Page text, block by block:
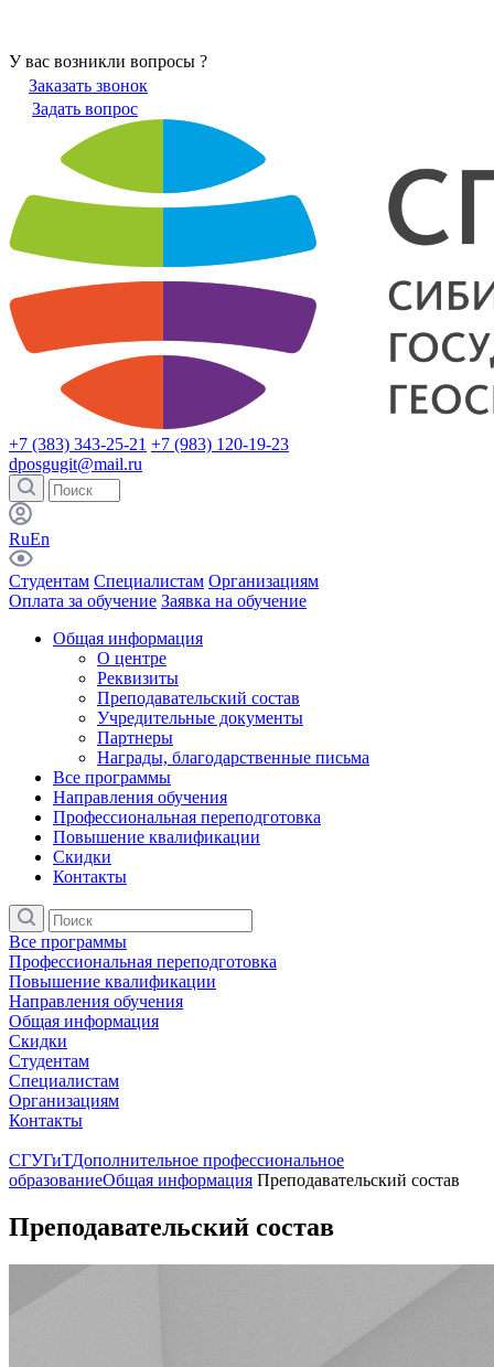
У вас возникли вопросы ?
Заказать звонок
Задать вопрос
+7 (383) 343-25-21 +7 (983) 120-19-23
dposgugit@mail.ru
RuEn
Студентам Специалистам Организациям
Оплата за обучение Заявка на обучение
Общая информация
О центре
Реквизиты
Преподавательский состав
Учредительные документы
Партнеры
Награды, благодарственные письма
Все программы
Направления обучения
Профессиональная переподготовка
Повышение квалификации
Скидки
Контакты
Все программы
Профессиональная переподготовка
Повышение квалификации
Направления обучения
Общая информация
Скидки
Студентам
Специалистам
Организациям
Контакты
СГУГиТДополнительное профессиональное
образованиеОбщая информация Преподавательский состав
Преподавательский состав